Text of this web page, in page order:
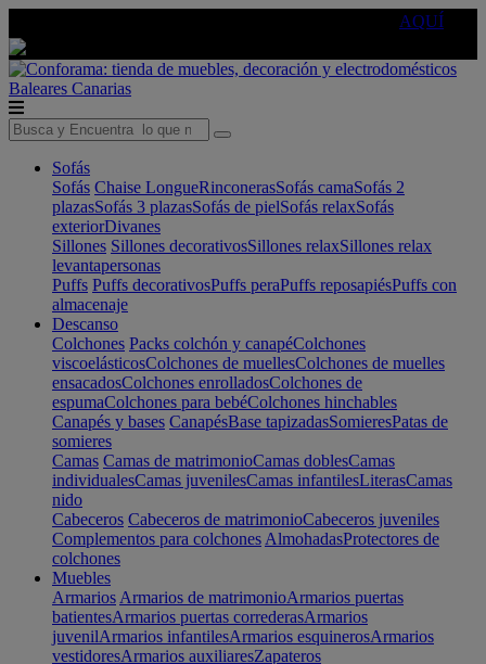
AQUÍ
Baleares Canarias
Sofás
Sofás Chaise LongueRinconerasSofás camaSofás 2
plazasSofás 3 plazasSofás de pielSofás relaxSofás
exteriorDivanes
Sillones Sillones decorativosSillones relaxSillones relax
levantapersonas
Puffs Puffs decorativosPuffs peraPuffs reposapiésPuffs con
almacenaje
Descanso
Colchones Packs colchón y canapéColchones
viscoelásticosColchones de muellesColchones de muelles
ensacadosColchones enrolladosColchones de
espumaColchones para bebéColchones hinchables
Canapés y bases CanapésBase tapizadasSomieresPatas de
somieres
Camas Camas de matrimonioCamas doblesCamas
individualesCamas juvenilesCamas infantilesLiterasCamas
nido
Cabeceros Cabeceros de matrimonioCabeceros juveniles
Complementos para colchones AlmohadasProtectores de
colchones
Muebles
Armarios Armarios de matrimonioArmarios puertas
batientesArmarios puertas correderasArmarios
juvenilArmarios infantilesArmarios esquinerosArmarios
vestidoresArmarios auxiliaresZapateros